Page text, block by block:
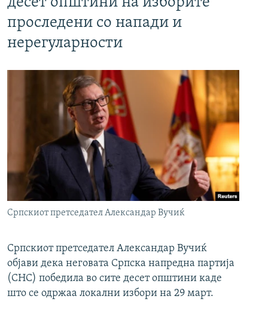
проследени со напади и
нерегуларности
Српскиот претседател Александар Вучиќ
Српскиот претседател Александар Вучиќ
објави дека неговата Српска напредна партија
(СНС) победила во сите десет општини каде
што се одржаа локални избори на 29 март.